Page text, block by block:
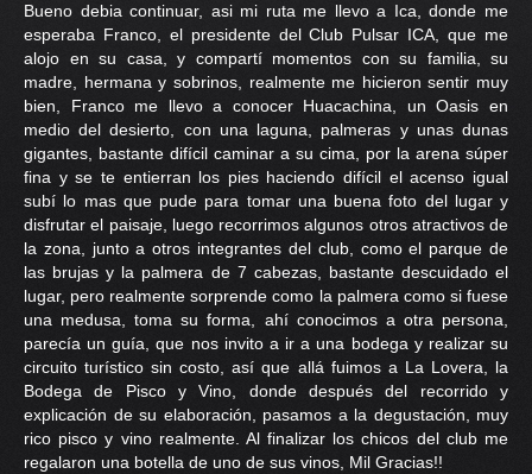
PRENSA
CONTACTO
Bueno debia continuar, asi mi ruta me llevo a Ica, donde me
esperaba Franco, el presidente del Club Pulsar ICA, que me
alojo en su casa, y compartí momentos con su familia, su
madre, hermana y sobrinos, realmente me hicieron sentir muy
bien, Franco me llevo a conocer Huacachina, un Oasis en
medio del desierto, con una laguna, palmeras y unas dunas
gigantes, bastante difícil caminar a su cima, por la arena súper
fina y se te entierran los pies haciendo difícil el acenso igual
subí lo mas que pude para tomar una buena foto del lugar y
disfrutar el paisaje, luego recorrimos algunos otros atractivos de
la zona, junto a otros integrantes del club, como el parque de
las brujas y la palmera de 7 cabezas, bastante descuidado el
lugar, pero realmente sorprende como la palmera como si fuese
una medusa, toma su forma, ahí conocimos a otra persona,
parecía un guía, que nos invito a ir a una bodega y realizar su
circuito turístico sin costo, así que allá fuimos a La Lovera, la
Bodega de Pisco y Vino, donde después del recorrido y
explicación de su elaboración, pasamos a la degustación, muy
rico pisco y vino realmente. Al finalizar los chicos del club me
regalaron una botella de uno de sus vinos, Mil Gracias!!